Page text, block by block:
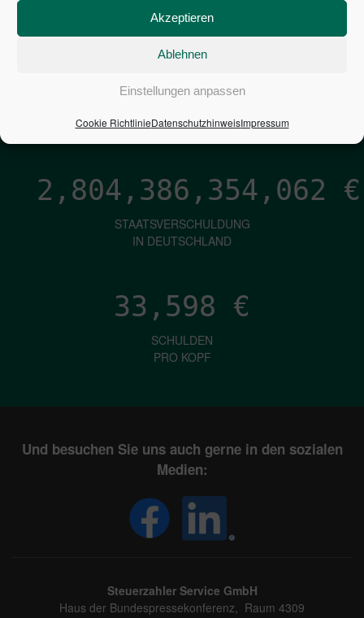
Akzeptieren
Ablehnen
Einstellungen anpassen
Cookie RichtlinieDatenschutzhinweisImpressum
PRO SEKUNDE
2,804,386,355,282 €
STAATSVERSCHULDUNG
IN DEUTSCHLAND
33,598 €
SCHULDEN
PRO KOPF
Und besuchen Sie uns auch gerne in den sozialen
Medien:
Steuerzahler Service GmbH
Haus der Bundespressekonferenz, Raum 4309